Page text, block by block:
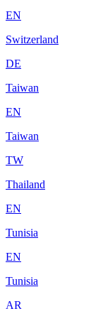
EN
Switzerland
DE
Taiwan
EN
Taiwan
TW
Thailand
EN
Tunisia
EN
Tunisia
AR